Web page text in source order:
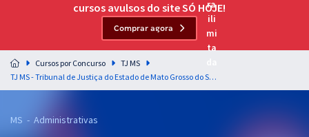
Residências Multiprofissionais
Preparação completa e intensiva para as principais
residências em saúde do Brasil
cursos avulsos do site SÓ HOJE!
Comprar agora
Cursos por Concurso
TJ MS
TJ MS - Tribunal de Justiça do Estado de Mato Grosso do Sul - Técnico de Nível Superior - Especialidade: Antropologia (Pré-edital)
MS - Administrativas